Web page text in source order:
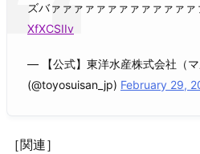
ズバァァァァァァァァァァァァァ
XfXCSIIv
— 【公式】東洋水産株式会社（マ
(@toyosuisan_jp) February 29,
［関連］